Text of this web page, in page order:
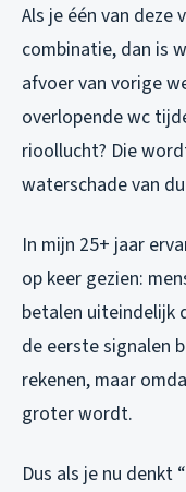
Als je één van deze
combinatie, dan is
afvoer van vorige
overlopende wc
rioollucht? Die
waterschade van
In mijn 25+ jaar
op keer gezien:
betalen uiteindelijk
de eerste signalen
rekenen, maar
groter wordt.
Dus als je nu denkt